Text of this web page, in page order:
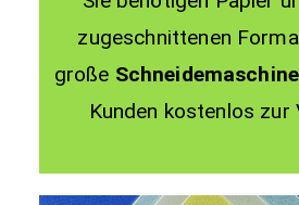
zugeschnittenen
große Schneidemaschine
Kunden kostenlos zur